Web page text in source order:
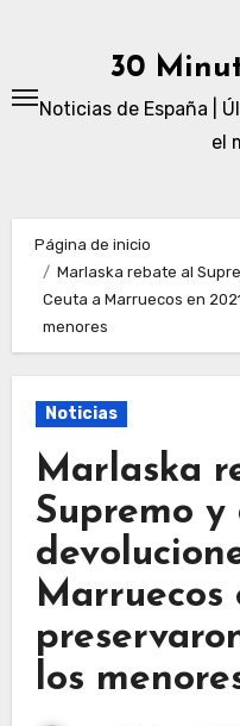
30
Noticias de España |
el
Página de inicio
Marlaska rebate al
Ceuta a Marruecos en
menores
Noticias
Marlaska
Supremo y
Marruecos
los